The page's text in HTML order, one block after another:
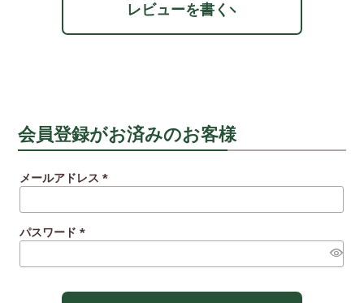
レビューを書く
会員登録がお済みのお客様
メールアドレス
須)
パスワード
須)